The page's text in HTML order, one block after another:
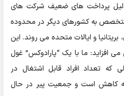
پرداخت های ضعیف شرکت های
متخصص به کشورهای دیگر در محدوده
بریتانیا و ایالات متحده می روند. این
افزاید: ما با یک “پارادوکس” غول
که تعداد افراد قابل اشتغال در
کاهش است و جمعیت پیر در حال